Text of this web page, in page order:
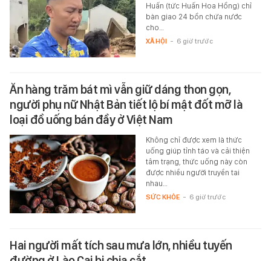
Huấn (tức Huấn Hoa Hồng) chỉ
bàn giao 24 bồn chứa nước
cho…
XÃ HỘI - 6 giờ trước
Ăn hàng trăm bát mì vẫn giữ dáng thon gọn,
người phụ nữ Nhật Bản tiết lộ bí mật đốt mỡ là
loại đồ uống bán đầy ở Việt Nam
Không chỉ được xem là thức
uống giúp tỉnh táo và cải thiện
tâm trạng, thức uống này còn
được nhiều người truyền tai
nhau…
SỨC KHỎE - 6 giờ trước
Hai người mất tích sau mưa lớn, nhiều tuyến